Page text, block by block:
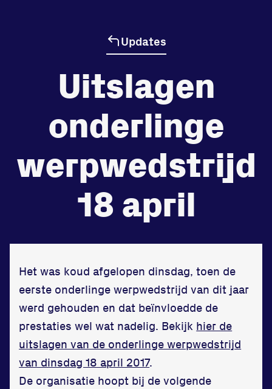
Beheersde
tegenstander
Worstelen
Prestaties op afstanden
Running
Zet een personal record
in onze gym
Fitness
Updates
Uitslagen
onderlinge
werpwedstrijd
18 april
Het was koud afgelopen dinsdag, toen de
eerste onderlinge werpwedstrijd van dit jaar
werd gehouden en dat beïnvloedde de
prestaties wel wat nadelig. Bekijk hier de
uitslagen van de onderlinge werpwedstrijd
van dinsdag 18 april 2017.
De organisatie hoopt bij de volgende